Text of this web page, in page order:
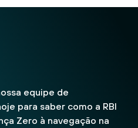
equipe de
para saber como a RBI
Zero à navegação na